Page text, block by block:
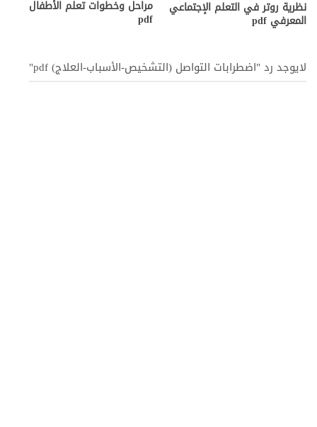
نظرية روتر في التعلم الإجتماعي
المعرفي pdf
مراحل وخطوات تعلم الأطفال
pdf
لايوجد رد "اضطرابات التواصل (التشخيص-الأسباب-العلاج) pdf"